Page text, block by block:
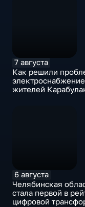
7 августа
Как решили
жителей
6 августа
Челябинская
стала первой в
цифровой